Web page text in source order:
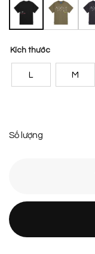
Kích thước
L M